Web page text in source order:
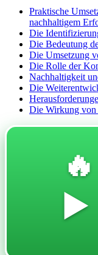
Praktische
nachhaltigem
Die
Die Bedeutung
Die Umsetzung
Die Rolle der
Nachhaltigkeit
Die
Die Wirkung von
▶️